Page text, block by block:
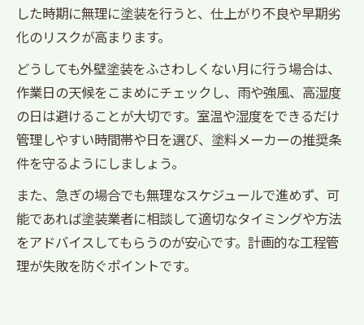
した時期に無理に塗装を行うと、仕上がり不良や早期劣
化のリスクが高まります。
どうしても外壁塗装をふさわしくない月に行う場合は、
作業日の天候をこまめにチェックし、雨や強風、高湿度
の日は避けることが大切です。室温や湿度をできるだけ
管理しやすい時間帯や日を選び、塗料メーカーの推奨条
件を守るようにしましょう。
また、急ぎの場合でも無理なスケジュールで進めず、可
能であれば塗装業者に相談して適切なタイミングや方法
をアドバイスしてもらうのが安心です。計画的な工程管
理が失敗を防ぐポイントです。